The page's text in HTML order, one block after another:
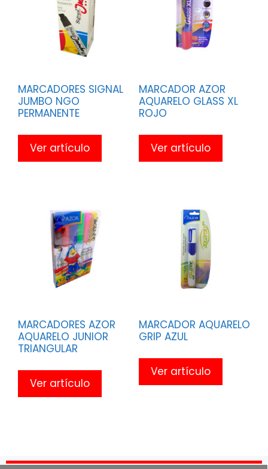
MARCADORES SIGNAL
JUMBO NGO
PERMANENTE
Ver artículo
MARCADOR AZOR
AQUARELO GLASS XL
ROJO
Ver artículo
MARCADORES AZOR
AQUARELO JUNIOR
TRIANGULAR
Ver artículo
MARCADOR AQUARELO
GRIP AZUL
Ver artículo